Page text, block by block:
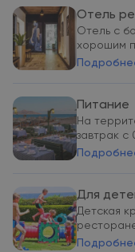
Отель
Отель с
хорошим
Питание
На
завтрак с
Для
Детская